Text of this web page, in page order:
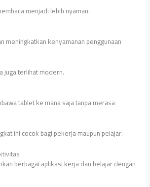
menjadi lebih nyaman.
meningkatkan kenyamanan penggunaan
juga terlihat modern.
tablet ke mana saja tanpa merasa
ini cocok bagi pekerja maupun pelajar.
berbagai aplikasi kerja dan belajar dengan